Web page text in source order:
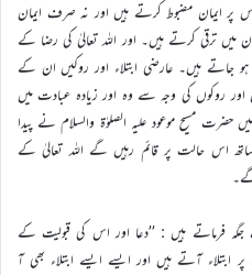
ایمان مضبوط کرتے ہیں اور نہ صرف ایمان
میں ترقی کرتے ہیں۔ اور اللہ تعالیٰ کی رضا کے
جاتے ہیں۔ عارضی ابتلاء اور روکیں ان کے
اور روکوں کی وجہ سے وہ اور زیادہ عبادت میں
مسیح موعود علیہ الصلوٰۃ والسلام نے پیدا
اس حالت پر قائم رہیں گے اللہ تعالیٰ کے
جگہ فرماتے ہیں : ’’دعا اور اس کی قبولیت کے
ابتلاء آتے ہیں اور ایسے ایسے ابتلاء بھی آ